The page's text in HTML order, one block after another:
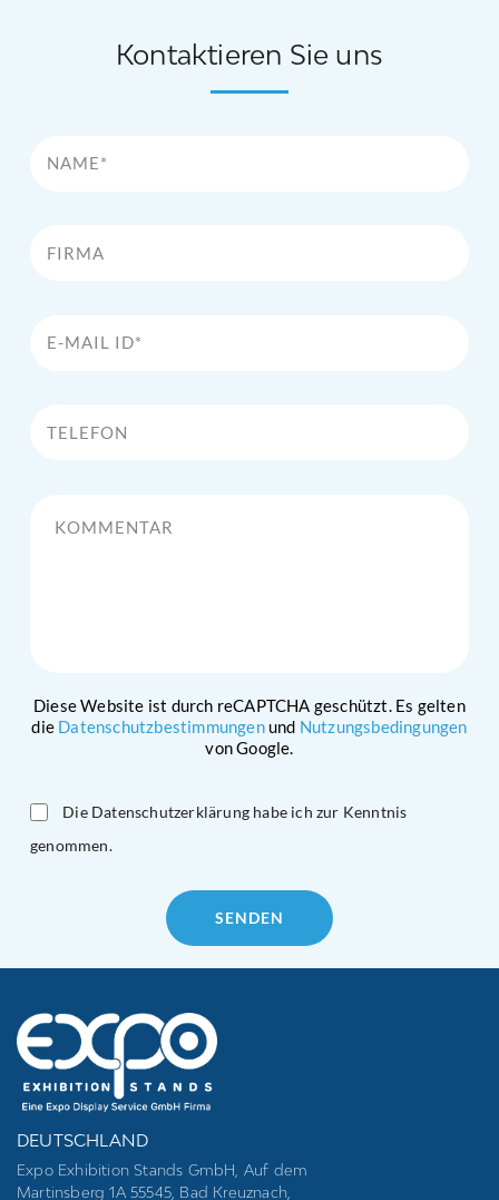
Kontaktieren Sie uns
Diese Website ist durch reCAPTCHA geschützt. Es gelten
die Datenschutzbestimmungenund Nutzungsbedingungen
von Google.
Die Datenschutzerklärung habe ich zur Kenntnis
genommen.
empty.
DEUTSCHLAND
Expo Exhibition Stands GmbH, Auf dem
Martinsberg 1A 55545, Bad Kreuznach,